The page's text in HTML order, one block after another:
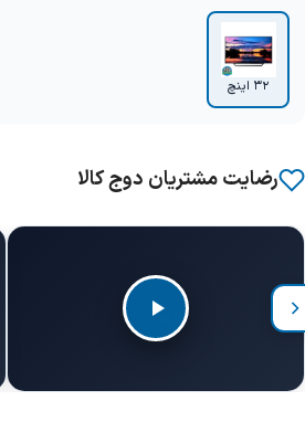
32 اینچ
رضایت مشتریان دوج کالا